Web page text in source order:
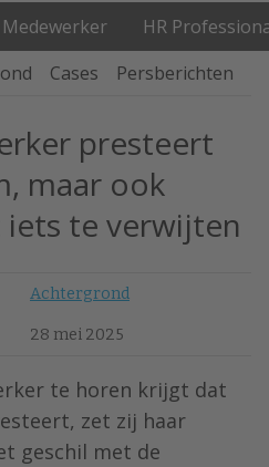
Medewerker
HR
Cases Persberichten
presteert
maar ook
te verwijten
Achtergrond
28 mei 2025
te horen krijgt dat
zet zij haar
geschil met de